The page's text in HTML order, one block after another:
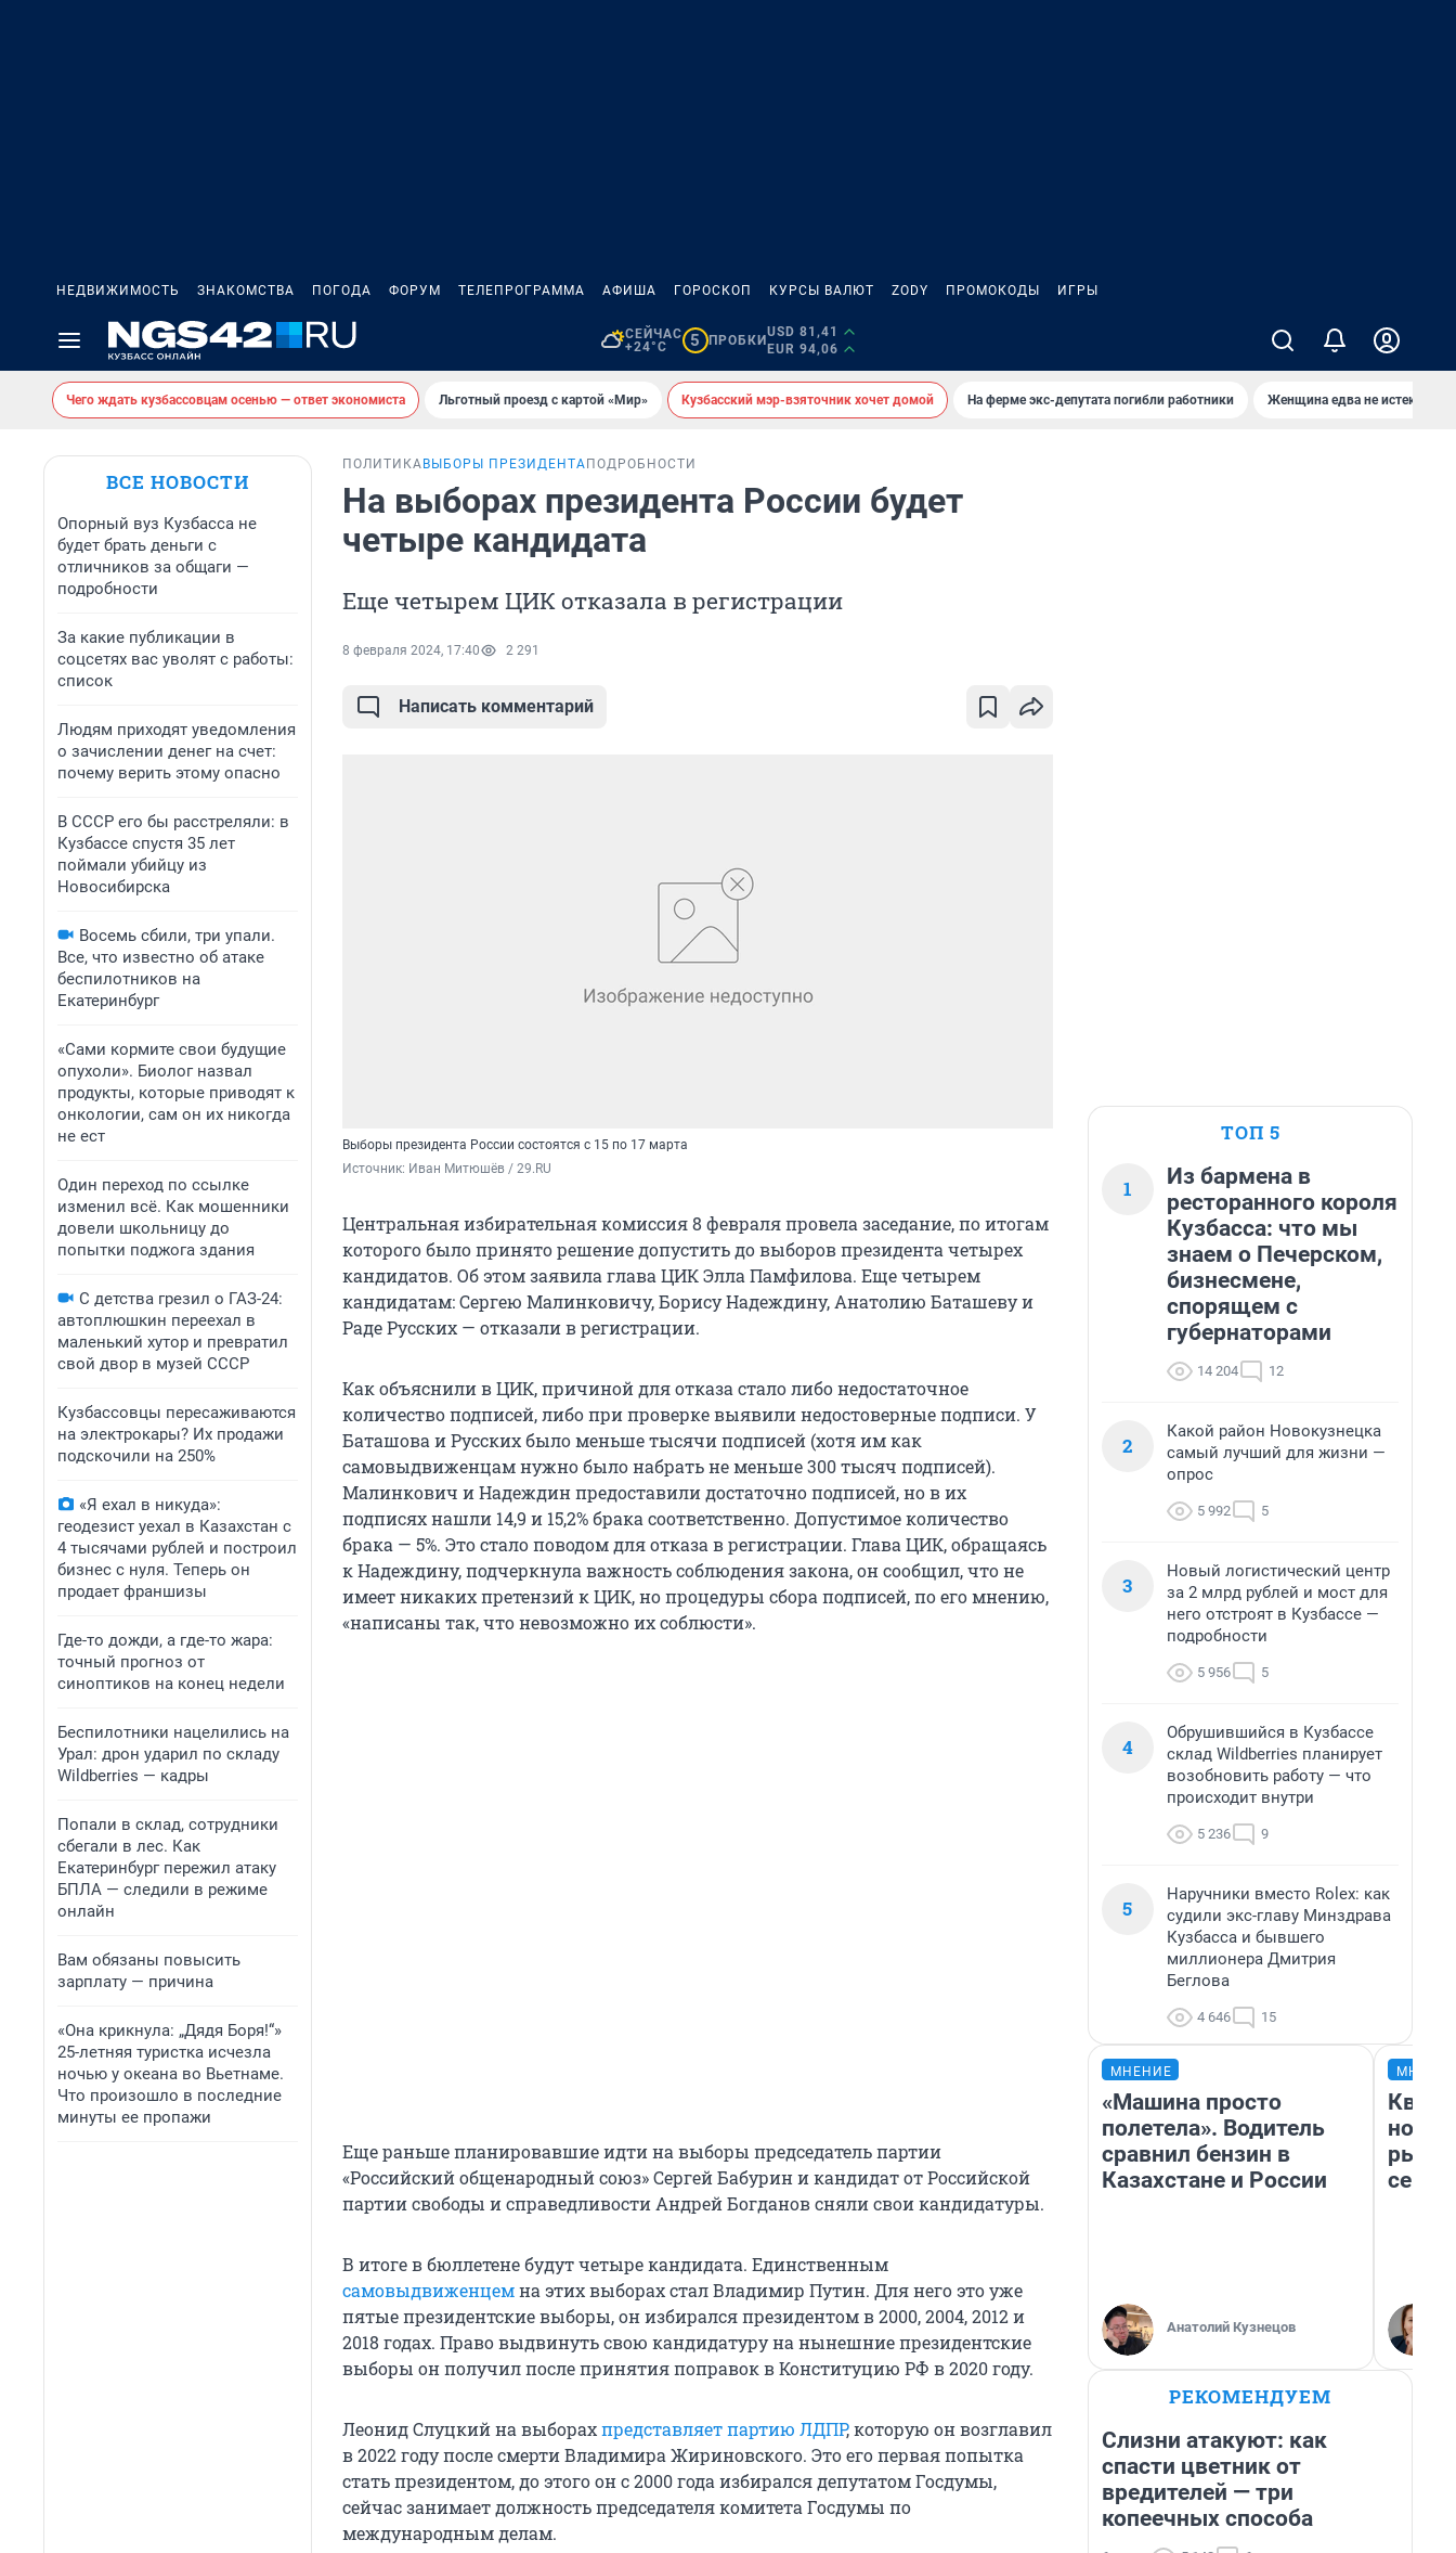
НЕДВИЖИМОСТЬ ЗНАКОМСТВА ПОГОДА ФОРУМ ТЕЛЕПРОГРАММА АФИША ГОРОСКОП КУРСЫ ВАЛЮТ ZODY ПРОМОКОДЫ ИГРЫ
СЕЙЧАС
+24°C
5 ПРОБКИ
USD 81,41
EUR 94,06
Чего ждать кузбассовцам осенью — ответ экономиста Льготный проезд с картой «Мир» Кузбасский мэр-взяточник хочет домой На ферме экс-депутата погибли работники Женщина едва не истекла
ВСЕ НОВОСТИ
Опорный вуз Кузбасса не
будет брать деньги с
отличников за общаги —
подробности
За какие публикации в
соцсетях вас уволят с работы:
список
Людям приходят уведомления
о зачислении денег на счет:
почему верить этому опасно
В СССР его бы расстреляли: в
Кузбассе спустя 35 лет
поймали убийцу из
Новосибирска
Восемь сбили, три упали.
Все, что известно об атаке
беспилотников на
Екатеринбург
«Сами кормите свои будущие
опухоли». Биолог назвал
продукты, которые приводят к
онкологии, сам он их никогда
не ест
Один переход по ссылке
изменил всё. Как мошенники
довели школьницу до
попытки поджога здания
С детства грезил о ГАЗ-24:
автоплюшкин переехал в
маленький хутор и превратил
свой двор в музей СССР
Кузбассовцы пересаживаются
на электрокары? Их продажи
подскочили на 250%
«Я ехал в никуда»:
геодезист уехал в Казахстан с
4 тысячами рублей и построил
бизнес с нуля. Теперь он
продает франшизы
Где-то дожди, а где-то жара:
точный прогноз от
синоптиков на конец недели
Беспилотники нацелились на
Урал: дрон ударил по складу
Wildberries — кадры
Попали в склад, сотрудники
сбегали в лес. Как
Екатеринбург пережил атаку
БПЛА — следили в режиме
онлайн
Вам обязаны повысить
зарплату — причина
«Она крикнула: „Дядя Боря!“»
25-летняя туристка исчезла
ночью у океана во Вьетнаме.
Что произошло в последние
минуты ее пропажи
ПОЛИТИКА ВЫБОРЫ ПРЕЗИДЕНТА ПОДРОБНОСТИ
На выборах президента России будет
четыре кандидата
Еще четырем ЦИК отказала в регистрации
8 февраля 2024, 17:40 2 291
Написать комментарий
Выборы президента России состоятся с 15 по 17 марта
Источник: Иван Митюшёв / 29.RU
Центральная избирательная комиссия 8 февраля провела заседание, по итогам
которого было принято решение допустить до выборов президента четырех
кандидатов. Об этом заявила глава ЦИК Элла Памфилова. Еще четырем
кандидатам: Сергею Малинковичу, Борису Надеждину, Анатолию Баташеву и
Раде Русских — отказали в регистрации.
Как объяснили в ЦИК, причиной для отказа стало либо недостаточное
количество подписей, либо при проверке выявили недостоверные подписи. У
Баташова и Русских было меньше тысячи подписей (хотя им как
самовыдвиженцам нужно было набрать не меньше 300 тысяч подписей).
Малинкович и Надеждин предоставили достаточно подписей, но в их
подписях нашли 14,9 и 15,2% брака соответственно. Допустимое количество
брака — 5%. Это стало поводом для отказа в регистрации. Глава ЦИК, обращаясь
к Надеждину, подчеркнула важность соблюдения закона, он сообщил, что не
имеет никаких претензий к ЦИК, но процедуры сбора подписей, по его мнению,
«написаны так, что невозможно их соблюсти».
Еще раньше планировавшие идти на выборы председатель партии
«Российский общенародный союз» Сергей Бабурин и кандидат от Российской
партии свободы и справедливости Андрей Богданов сняли свои кандидатуры.
В итоге в бюллетене будут четыре кандидата. Единственным
самовыдвиженцемна этих выборах стал Владимир Путин. Для него это уже
пятые президентские выборы, он избирался президентом в 2000, 2004, 2012 и
2018 годах. Право выдвинуть свою кандидатуру на нынешние президентские
выборы он получил после принятия поправок в Конституцию РФ в 2020 году.
Леонид Слуцкий на выборахпредставляет партию ЛДПР, которую он возглавил
в 2022 году после смерти Владимира Жириновского. Это его первая попытка
стать президентом, до этого он с 2000 года избирался депутатом Госдумы,
сейчас занимает должность председателя комитета Госдумы по
международным делам.
ТОП 5
1
Из бармена в
ресторанного короля
Кузбасса: что мы
знаем о Печерском,
бизнесмене,
спорящем с
губернаторами
14 204 12
2
Какой район Новокузнецка
самый лучший для жизни —
опрос
5 992 5
3
Новый логистический центр
за 2 млрд рублей и мост для
него отстроят в Кузбассе —
подробности
5 956 5
4
Обрушившийся в Кузбассе
склад Wildberries планирует
возобновить работу — что
происходит внутри
5 236 9
5
Наручники вместо Rolex: как
судили экс-главу Минздрава
Кузбасса и бывшего
миллионера Дмитрия
Беглова
4 646 15
МНЕНИЕ
«Машина просто
полетела». Водитель
сравнил бензин в
Казахстане и России
Анатолий Кузнецов
но
РЕКОМЕНДУЕМ
Слизни атакуют: как
спасти цветник от
вредителей — три
копеечных способа